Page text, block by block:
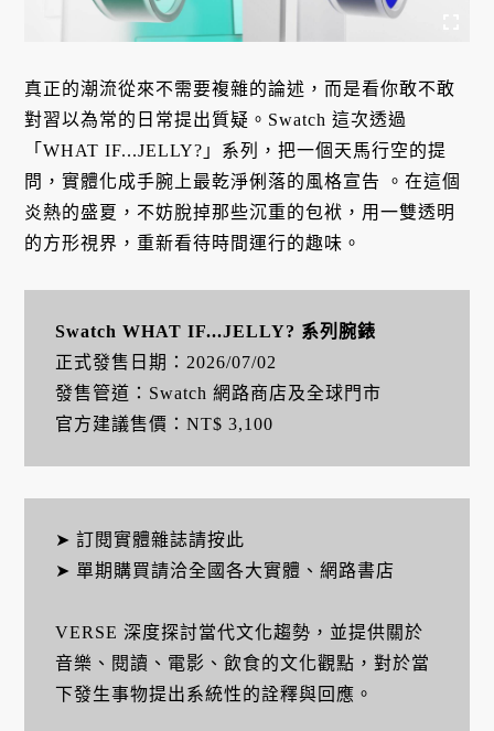
真正的潮流從來不需要複雜的論述，而是看你敢不敢
對習以為常的日常提出質疑。Swatch 這次透過
「WHAT IF...JELLY?」系列，把一個天馬行空的提
問，實體化成手腕上最乾淨俐落的風格宣告
。在這個
炎熱的盛夏，不妨脫掉那些沉重的包袱，用一雙透明
的方形視界，重新看待時間運行的趣味 。
Swatch WHAT IF...JELLY? 系列腕錶
正式發售日期：2026/07/02
發售管道：Swatch 網路商店及全球門市
官方建議售價：NT$ 3,100
➤ 訂閱實體雜誌請按此
➤ 單期購買請洽全國各大實體、網路書店
VERSE 深度探討當代文化趨勢，並提供關於
音樂、閱讀、電影、飲食的文化觀點，對於當
下發生事物提出系統性的詮釋與回應。